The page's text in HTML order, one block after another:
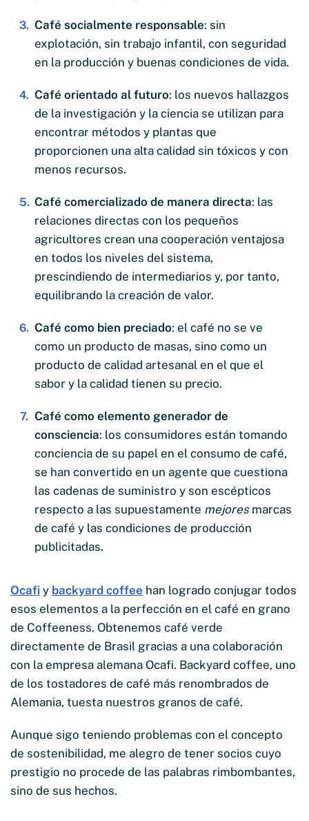
Café socialmente responsable: sin
explotación, sin trabajo infantil, con seguridad
en la producción y buenas condiciones de vida.
Café orientado al futuro: los nuevos hallazgos
de la investigación y la ciencia se utilizan para
encontrar métodos y plantas que
proporcionen una alta calidad sin tóxicos y con
menos recursos.
Café comercializado de manera directa: las
relaciones directas con los pequeños
agricultores crean una cooperación ventajosa
en todos los niveles del sistema,
prescindiendo de intermediarios y, por tanto,
equilibrando la creación de valor.
Café como bien preciado: el café no se ve
como un producto de masas, sino como un
producto de calidad artesanal en el que el
sabor y la calidad tienen su precio.
Café como elemento generador de
consciencia: los consumidores están tomando
conciencia de su papel en el consumo de café,
se han convertido en un agente que cuestiona
las cadenas de suministro y son escépticos
respecto a las supuestamente mejoresmarcas
de café y las condiciones de producción
publicitadas.
Ocafi y backyard coffee han logrado conjugar todos
esos elementos a la perfección en el café en grano
de Coffeeness. Obtenemos café verde
directamente de Brasil gracias a una colaboración
con la empresa alemana Ocafi. Backyard coffee, uno
de los tostadores de café más renombrados de
Alemania, tuesta nuestros granos de café.
Aunque sigo teniendo problemas con el concepto
de sostenibilidad, me alegro de tener socios cuyo
prestigio no procede de las palabras rimbombantes,
sino de sus hechos.